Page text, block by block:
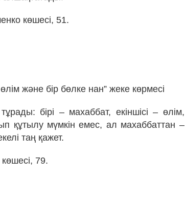
көшесі, 51.
және бір бөлке нан” жеке көрмесі
бірі – махаббат, екіншісі – өлім,
құтылу мүмкін емес, ал махаббаттан –
таң қажет.
79.